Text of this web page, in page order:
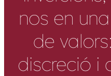
nos en
de
discreció i